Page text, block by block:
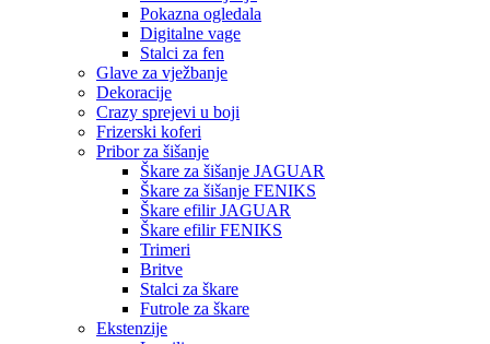
Pokazna ogledala
Digitalne vage
Stalci za fen
Glave za vježbanje
Dekoracije
Crazy sprejevi u boji
Frizerski koferi
Pribor za šišanje
Škare za šišanje JAGUAR
Škare za šišanje FENIKS
Škare efilir JAGUAR
Škare efilir FENIKS
Trimeri
Britve
Stalci za škare
Futrole za škare
Ekstenzije